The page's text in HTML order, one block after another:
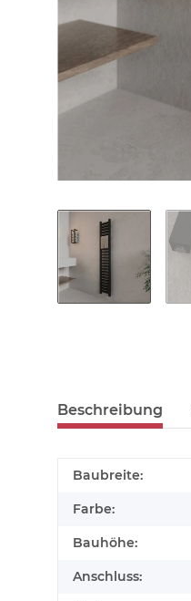
Beschreibung
Baubreite:
Farbe:
Bauhöhe:
Anschluss: